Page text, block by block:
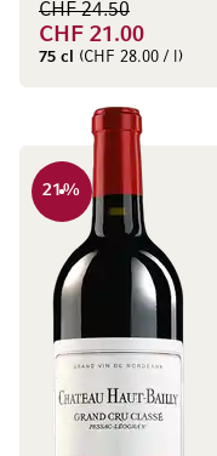
CHF 21.00
CHF 24.50
75 cl (CHF 28.00 / l)
21%